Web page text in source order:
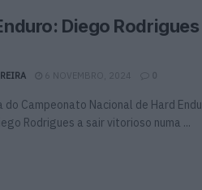
Diego
6 NOVEMBRO, 2024 0
do Campeonato Nacional de Hard
Rodrigues a sair vitorioso numa ...